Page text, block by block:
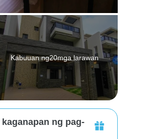
Kabuuan ng20mga larawan
ng pag-